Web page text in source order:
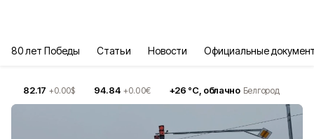
80 лет Победы Статьи Новости Официальные
82.17 +0.00$ 94.84 +0.00€ +26 °С, облачно Белгород